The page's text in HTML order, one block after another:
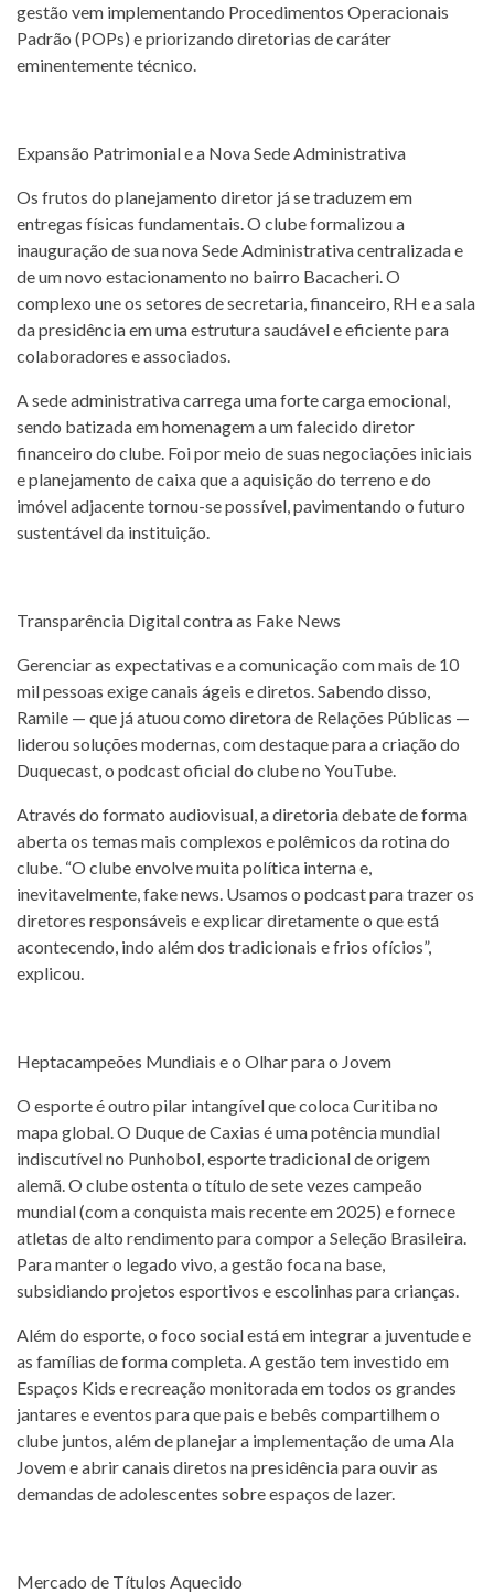
gestão vem implementando Procedimentos Operacionais
Padrão (POPs) e priorizando diretorias de caráter
eminentemente técnico.
Expansão Patrimonial e a Nova Sede Administrativa
Os frutos do planejamento diretor já se traduzem em
entregas físicas fundamentais. O clube formalizou a
inauguração de sua nova Sede Administrativa centralizada e
de um novo estacionamento no bairro Bacacheri. O
complexo une os setores de secretaria, financeiro, RH e a sala
da presidência em uma estrutura saudável e eficiente para
colaboradores e associados.
A sede administrativa carrega uma forte carga emocional,
sendo batizada em homenagem a um falecido diretor
financeiro do clube. Foi por meio de suas negociações iniciais
e planejamento de caixa que a aquisição do terreno e do
imóvel adjacente tornou-se possível, pavimentando o futuro
sustentável da instituição.
Transparência Digital contra as Fake News
Gerenciar as expectativas e a comunicação com mais de 10
mil pessoas exige canais ágeis e diretos. Sabendo disso,
Ramile — que já atuou como diretora de Relações Públicas —
liderou soluções modernas, com destaque para a criação do
Duquecast, o podcast oficial do clube no YouTube.
Através do formato audiovisual, a diretoria debate de forma
aberta os temas mais complexos e polêmicos da rotina do
clube. “O clube envolve muita política interna e,
inevitavelmente, fake news. Usamos o podcast para trazer os
diretores responsáveis e explicar diretamente o que está
acontecendo, indo além dos tradicionais e frios ofícios”,
explicou.
Heptacampeões Mundiais e o Olhar para o Jovem
O esporte é outro pilar intangível que coloca Curitiba no
mapa global. O Duque de Caxias é uma potência mundial
indiscutível no Punhobol, esporte tradicional de origem
alemã. O clube ostenta o título de sete vezes campeão
mundial (com a conquista mais recente em 2025) e fornece
atletas de alto rendimento para compor a Seleção Brasileira.
Para manter o legado vivo, a gestão foca na base,
subsidiando projetos esportivos e escolinhas para crianças.
Além do esporte, o foco social está em integrar a juventude e
as famílias de forma completa. A gestão tem investido em
Espaços Kids e recreação monitorada em todos os grandes
jantares e eventos para que pais e bebês compartilhem o
clube juntos, além de planejar a implementação de uma Ala
Jovem e abrir canais diretos na presidência para ouvir as
demandas de adolescentes sobre espaços de lazer.
Mercado de Títulos Aquecido